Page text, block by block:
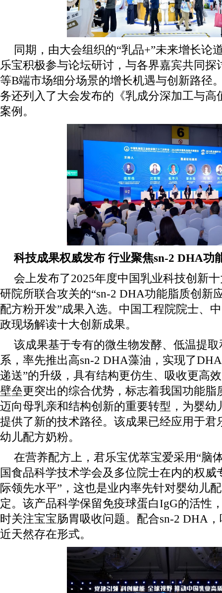
同期，由大会组织的“乳品+”未来增长论
乐宝积极参与论坛研讨，与各界嘉宾共同探
等B端市场细分场景的增长机遇与创新路径
务还列入了大会发布的《乳成分深加工与高
案例。
科技成果权威发布 行业聚焦sn-2 DHA功
会上发布了2025年度中国乳业科技创新
研院所联合攻关的“sn-2 DHA功能脂质创新
配方粉开发”成果入选。中国工程院院士、
政现场解读十大创新成果。
该成果基于专有的微生物发酵、低温提
系，率先推出高sn-2 DHA藻油，实现了
递送”的升级，具有结构更仿生、吸收更高
壁垒更突出的综合优势，标志着我国功能脂
迈向母乳亲和结构创新的重要转型，为婴幼
提供了新的技术路径。该成果已经应用于君
幼儿配方奶粉。
在营养配方上，君乐宝优萃宝爱采用“脑
国食品科学技术学会及多位院士在内的权威
际领先水平”，这也是业内率先针对婴幼儿
定。该产品科学保留免疫球蛋白IgG的活性
时关注宝宝肠胃吸收问题。配合sn-2 DHA
近天然存在形式。